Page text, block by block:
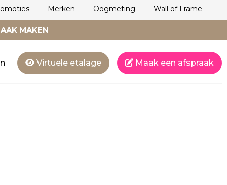
Merken Oogmeting Wall of Frame
MAKEN
Virtuele etalage Maak een afspraak